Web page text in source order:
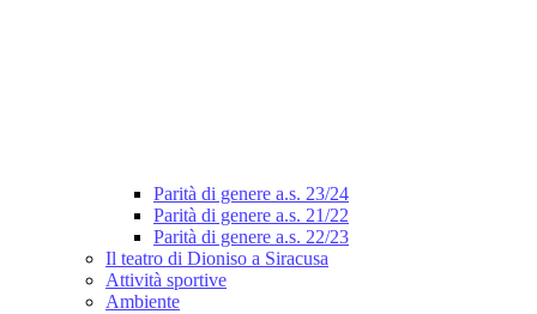
Parità di genere a.s. 23/24
Parità di genere a.s. 21/22
Parità di genere a.s. 22/23
Il teatro di Dioniso a Siracusa
Attività sportive
Ambiente